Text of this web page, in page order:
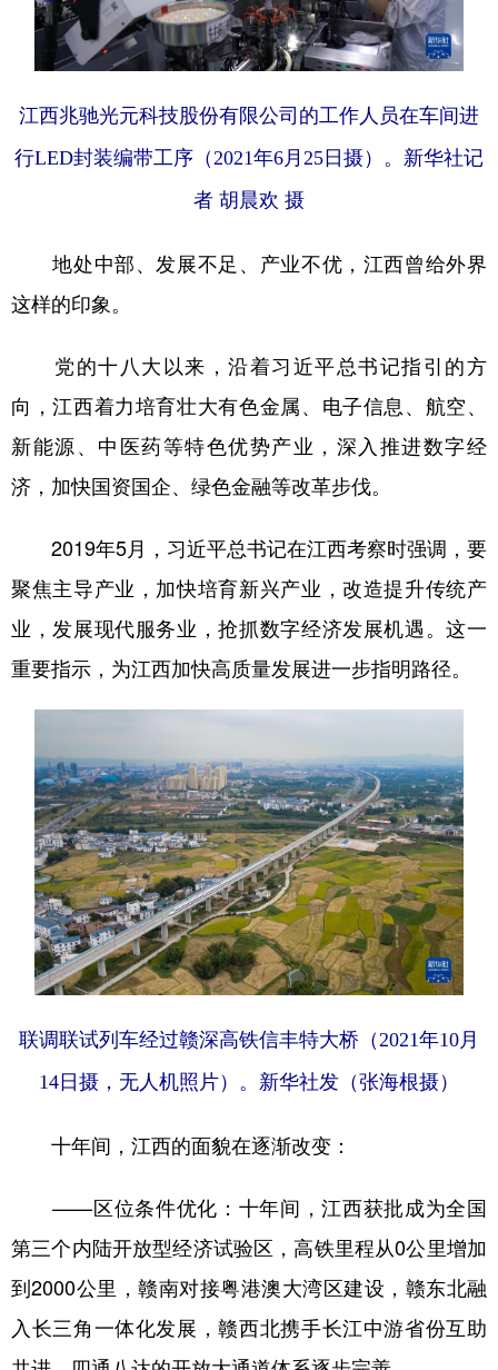
江西兆驰光元科技股份有限公司的工作人员在车间进
行LED封装编带工序（2021年6月25日摄）。新华社记
者 胡晨欢 摄
地处中部、发展不足、产业不优，江西曾给外界
这样的印象。
党的十八大以来，沿着习近平总书记指引的方
向，江西着力培育壮大有色金属、电子信息、航空、
新能源、中医药等特色优势产业，深入推进数字经
济，加快国资国企、绿色金融等改革步伐。
2019年5月，习近平总书记在江西考察时强调，要
聚焦主导产业，加快培育新兴产业，改造提升传统产
业，发展现代服务业，抢抓数字经济发展机遇。这一
重要指示，为江西加快高质量发展进一步指明路径。
联调联试列车经过赣深高铁信丰特大桥（2021年10月
14日摄，无人机照片）。新华社发（张海根摄）
十年间，江西的面貌在逐渐改变：
——区位条件优化：十年间，江西获批成为全国
第三个内陆开放型经济试验区，高铁里程从0公里增加
到2000公里，赣南对接粤港澳大湾区建设，赣东北融
入长三角一体化发展，赣西北携手长江中游省份互助